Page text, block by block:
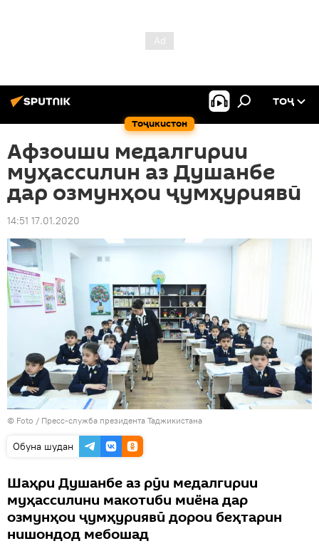
Тоҷикистон
ТОҶ
Афзоиши медалгирии
муҳассилин аз Душанбе
дар озмунҳои ҷумҳуриявӣ
14:51 17.01.2020
© Foto / Пресс-служба президента Таджикистана
Обуна шудан
Шаҳри Душанбе аз рӯи медалгирии
муҳассилини макотиби миёна дар
озмунҳои ҷумҳуриявӣ дорои беҳтарин
нишондод мебошад